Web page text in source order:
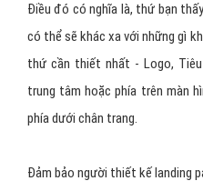
Điều đó có nghĩa là, thứ bạn
có thể sẽ khác xa với những gì
thứ cần thiết nhất - Logo,
trung tâm hoặc phía trên màn
phía dưới chân trang.
Đảm bảo người thiết kế landing